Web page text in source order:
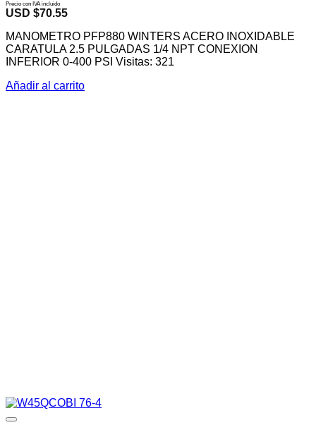
Precio con IVA incluido
USD $70.55
MANOMETRO PFP880 WINTERS ACERO INOXIDABLE
CARATULA 2.5 PULGADAS 1/4 NPT CONEXION
INFERIOR 0-400 PSI Visitas: 321
Añadir al carrito